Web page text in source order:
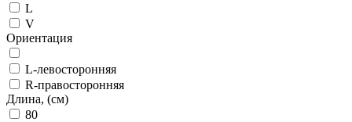
L
V
Ориентация
L-левосторонняя
R-правосторонняя
Длина, (см)
80